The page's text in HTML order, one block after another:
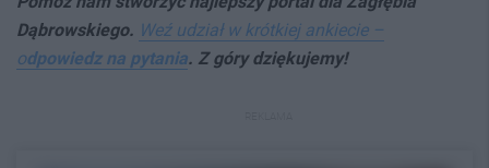
Dąbrowskiego. Weź udział w krótkiej ankiecie –
odpowiedz na pytania. Z góry dziękujemy!